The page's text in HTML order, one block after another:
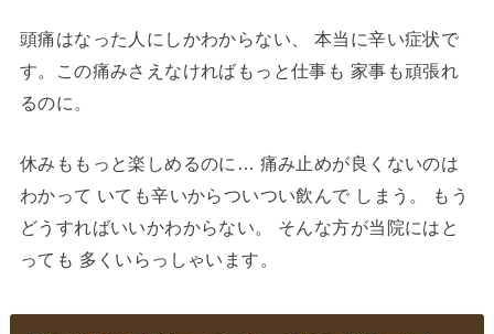
頭痛はなった人にしかわからない、 本当に辛い症状で
す。この痛みさえなければもっと仕事も 家事も頑張れ
るのに。
休みももっと楽しめるのに… 痛み止めが良くないのは
わかって いても辛いからついつい飲んで しまう。 もう
どうすればいいかわからない。 そんな方が当院にはと
っても 多くいらっしゃいます。